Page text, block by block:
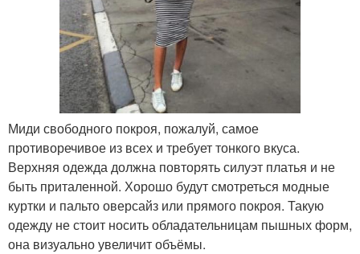
Миди свободного покроя, пожалуй, самое
противоречивое из всех и требует тонкого вкуса.
Верхняя одежда должна повторять силуэт платья и не
быть приталенной. Хорошо будут смотреться модные
куртки и пальто оверсайз или прямого покроя. Такую
одежду не стоит носить обладательницам пышных форм,
она визуально увеличит объёмы.